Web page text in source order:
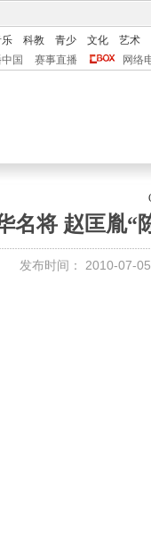
科教 青少 文化
艺术
国 赛事直播 网络
名将 赵匡胤“
发布时间： 2010-07-